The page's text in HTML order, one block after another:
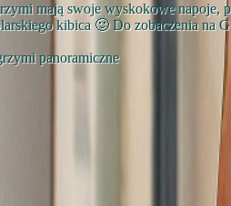
mają swoje wyskokowe napoje,
kibica 🙂 Do zobaczenia na